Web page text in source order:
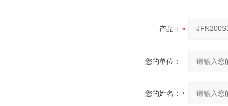
产品：
您的单位：
您的姓名：